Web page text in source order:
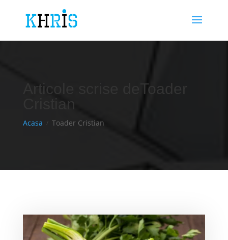
Articole scrise deToader
Cristian
Acasa Toader Cristian